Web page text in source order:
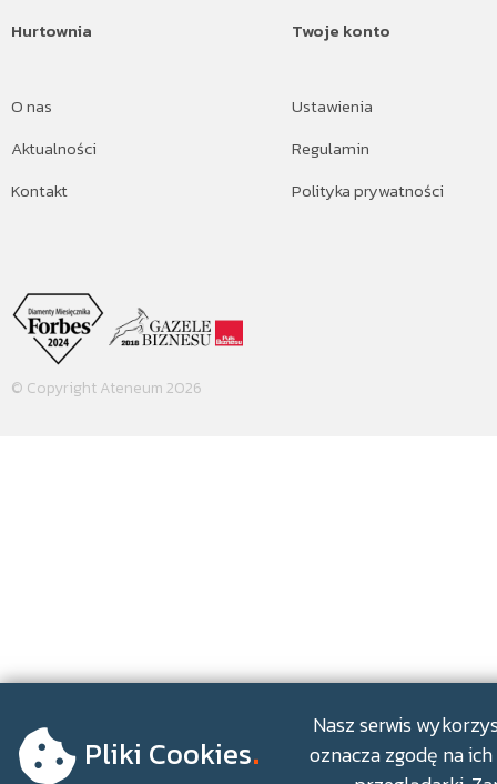
Hurtownia
O nas
Aktualności
Kontakt
Twoje konto
Ustawienia
Regulamin
Polityka prywatności
© Copyright Ateneum 2026
Pliki Cookies.
Nasz serwis
oznacza zgodę na